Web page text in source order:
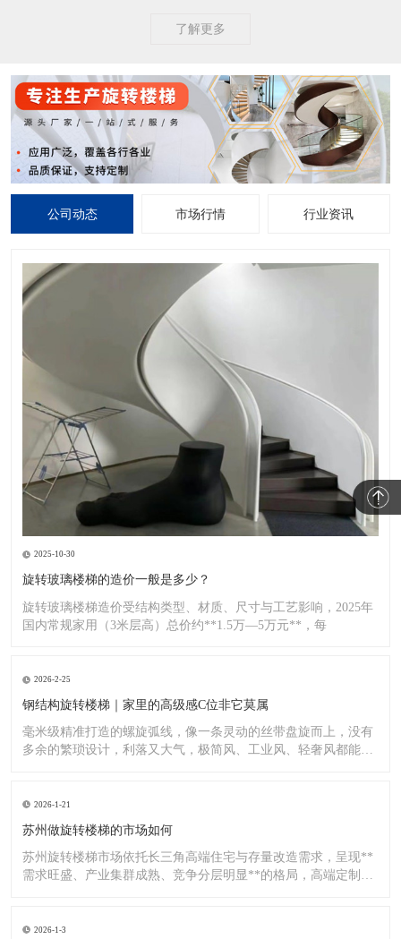
了解更多
公司动态 市场行情 行业资讯
2025-10-30
旋转玻璃楼梯的造价一般是多少？
旋转玻璃楼梯造价受结构类型、材质、尺寸与工艺影响，2025年
国内常规家用（3米层高）总价约**1.5万—5万元**，每
2026-2-25
钢结构旋转楼梯｜家里的高级感C位非它莫属
毫米级精准打造的螺旋弧线，像一条灵动的丝带盘旋而上，没有
多余的繁琐设计，利落又大气，极简风、工业风、轻奢风都能完
2026-1-21
苏州做旋转楼梯的市场如何
苏州旋转楼梯市场依托长三角高端住宅与存量改造需求，呈现**
需求旺盛、产业集群成熟、竞争分层明显**的格局，高端定制与
2026-1-3